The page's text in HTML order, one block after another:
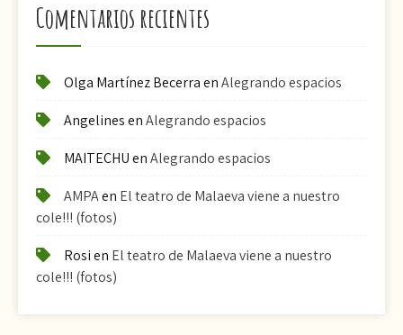
Comentarios recientes
Olga Martínez BecerraenAlegrando espacios
AngelinesenAlegrando espacios
MAITECHUenAlegrando espacios
AMPAen El teatro de Malaeva viene a nuestro
cole!!! (fotos)
Rosien El teatro de Malaeva viene a nuestro
cole!!! (fotos)